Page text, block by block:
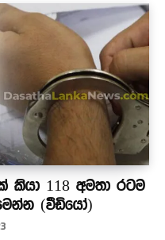
කියා 118 අමතා රටම
(වීඩියෝ)